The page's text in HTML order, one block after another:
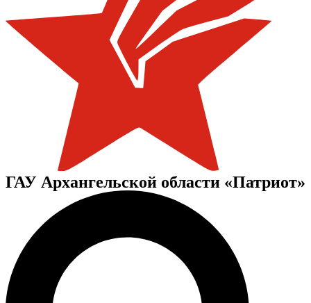
ГАУ Архангельской области «Патриот»